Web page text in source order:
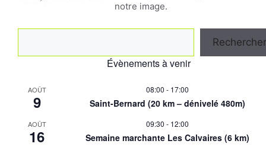
notre image.
Rechercher
Évènements à venir
AOÛT
9
08:00 - 17:00
Saint-Bernard (20 km – dénivelé 480m)
AOÛT
16
09:30 - 12:00
Semaine marchante Les Calvaires (6 km)